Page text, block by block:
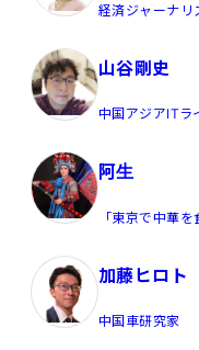
経済ジャーナ
山谷剛史
中国アジアITラ
阿生
「東京で中華を
加藤ヒロト
中国車研究家